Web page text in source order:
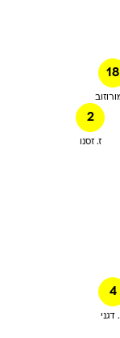
18
2
ז. זסנו
4
דגני